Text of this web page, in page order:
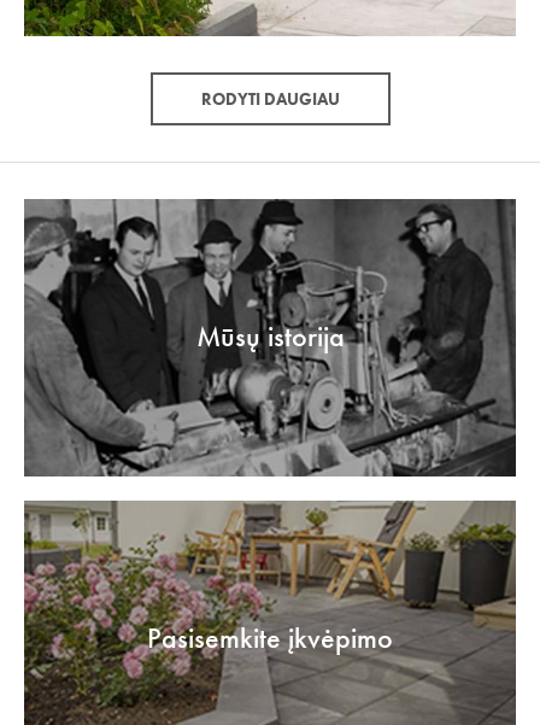
RODYTI DAUGIAU
Mūsų istorija
Pasisemkite įkvėpimo